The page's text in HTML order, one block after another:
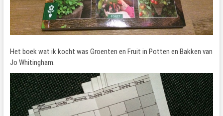
Het boek wat ik kocht was Groenten en Fruit in Potten en Bakken van
Jo Whitingham.